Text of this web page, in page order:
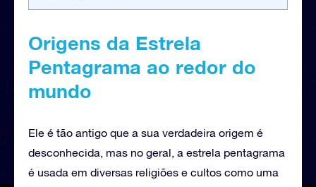
Origens da Estrela
Pentagrama ao redor do
mundo
Ele é tão antigo que a sua verdadeira origem é
desconhecida, mas no geral, a estrela pentagrama
é usada em diversas religiões e cultos como uma